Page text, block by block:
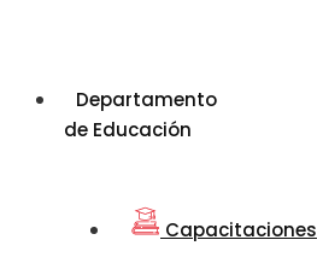
Departamento
de Educación
Capacitaciones